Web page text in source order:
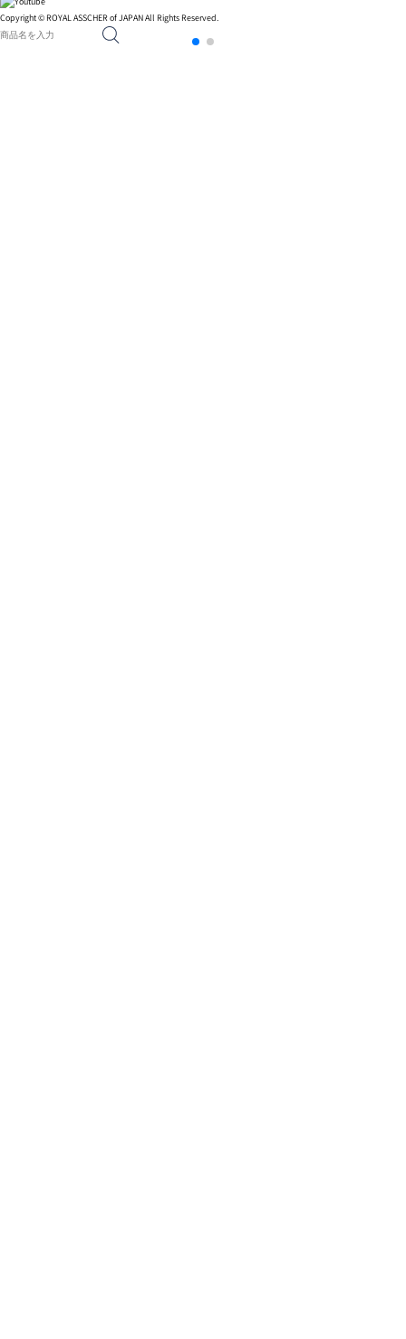
Copyright © ROYAL ASSCHER of JAPAN All Rights Reserved.